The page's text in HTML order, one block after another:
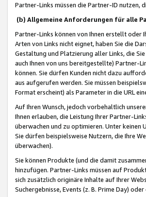
Partner-Links müssen die Partner-ID nutzen,
(b) Allgemeine Anforderungen für alle
Partner-Links können von Ihnen erstellt oder
Arten von Links nicht eignet, haben Sie die
Gestaltung und Platzierung aller Links, die
auch Ihnen von uns bereitgestellte) Partner-
können. Sie dürfen Kunden nicht dazu
aus aufgerufen werden. Sie müssen
Format erscheint) als Parameter in die URL
Auf Ihren Wunsch, jedoch vorbehaltlich
Ihnen erlauben, die Leistung Ihrer Partner-
überwachen und zu optimieren. Unter keinen
Sie dürfen beispielsweise Nutzern, die Ihre
überwachen).
Sie können Produkte (und die damit
hinzufügen. Partner-Links müssen auf
sich zusätzlich originäre Inhalte auf Ihrer
Suchergebnisse, Events (z. B. Prime Day)